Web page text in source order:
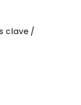
clave /